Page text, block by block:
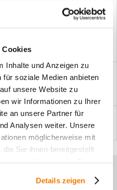
Cookies
Inhalte und Anzeigen zu
soziale Medien anbieten
unsere Website zu
wir Informationen zu Ihrer
an unsere Partner für
Analysen weiter. Unsere
möglicherweise mit
Sie ihnen bereitgestellt
Details zeigen
konfigurieren und
und diskutieren...mehr
zu unseren